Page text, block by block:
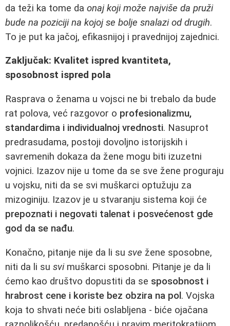
da teži ka tome da onaj koji može najviše da pruži
bude na poziciji na kojoj se bolje snalazi od drugih.
To je put ka jačoj, efikasnijoj i pravednijoj zajednici.
Zaključak: Kvalitet ispred kvantiteta,
sposobnost ispred pola
Rasprava o ženama u vojsci ne bi trebalo da bude
rat polova, već razgovor o profesionalizmu,
standardima i individualnoj vrednosti. Nasuprot
predrasudama, postoji dovoljno istorijskih i
savremenih dokaza da žene mogu biti izuzetni
vojnici. Izazov nije u tome da se sve žene proguraju
u vojsku, niti da se svi muškarci optužuju za
mizoginiju. Izazov je u stvaranju sistema koji će
prepoznati i negovati talenat i posvećenost gde
god da se nađu.
Konačno, pitanje nije da li su sve žene sposobne,
niti da li su svimuškarci sposobni. Pitanje je da li
ćemo kao društvo dopustiti da se sposobnost i
hrabrost cene i koriste bez obzira na pol. Vojska
koja to shvati neće biti oslabljena - biće ojačana